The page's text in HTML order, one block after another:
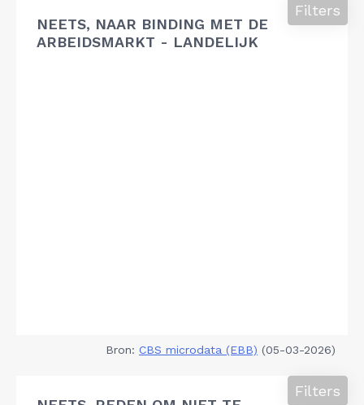
NEETS, NAAR BINDING MET DE
ARBEIDSMARKT - LANDELIJK
Filters
Bron: CBS microdata (EBB) (05-03-2026)
Filters